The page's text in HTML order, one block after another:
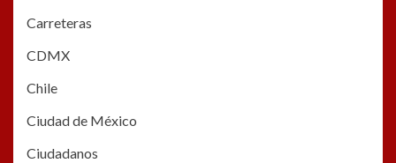
Carreteras
CDMX
Chile
Ciudad de México
Ciudadanos